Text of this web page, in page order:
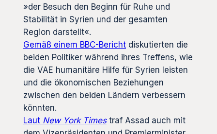
»der Besuch den Beginn für Ruhe und
Stabilität in Syrien und der gesamten
Region darstellt«.
Gemäß einem BBC-Bericht diskutierten die
beiden Politiker während ihres Treffens, wie
die VAE humanitäre Hilfe für Syrien leisten
und die ökonomischen Beziehungen
zwischen den beiden Ländern verbessern
könnten.
Laut New York Timestraf Assad auch mit